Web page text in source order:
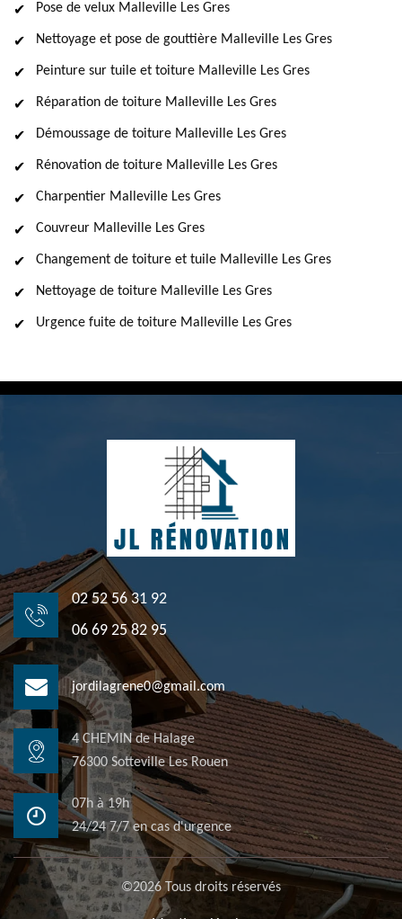
Pose de velux Malleville Les Gres
Nettoyage et pose de gouttière Malleville Les Gres
Peinture sur tuile et toiture Malleville Les Gres
Réparation de toiture Malleville Les Gres
Démoussage de toiture Malleville Les Gres
Rénovation de toiture Malleville Les Gres
Charpentier Malleville Les Gres
Couvreur Malleville Les Gres
Changement de toiture et tuile Malleville Les Gres
Nettoyage de toiture Malleville Les Gres
Urgence fuite de toiture Malleville Les Gres
02 52 56 31 92
06 69 25 82 95
jordilagrene0@gmail.com
4 CHEMIN de Halage
76300 Sotteville Les Rouen
07h à 19h
24/24 7/7 en cas d'urgence
©2026 Tous droits réservés